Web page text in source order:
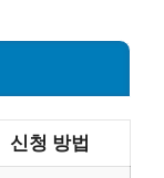
신청 방법